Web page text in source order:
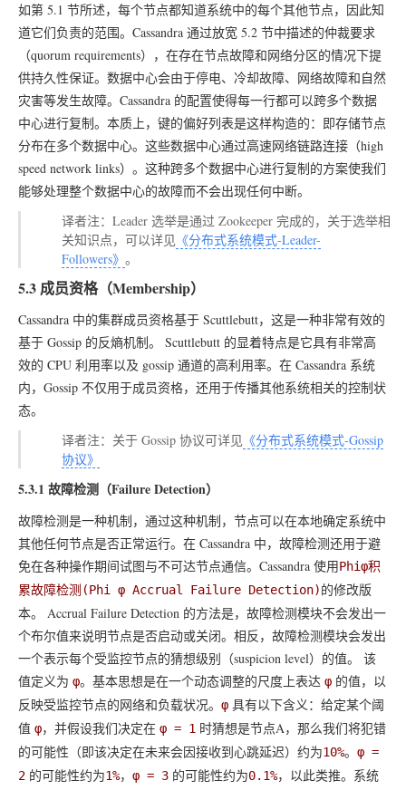
如第 5.1 节所述，每个节点都知道系统中的每个其他节点，因此知
道它们负责的范围。Cassandra 通过放宽 5.2 节中描述的仲裁要求
（quorum requirements），在存在节点故障和网络分区的情况下提
供持久性保证。数据中心会由于停电、冷却故障、网络故障和自然
灾害等发生故障。Cassandra 的配置使得每一行都可以跨多个数据
中心进行复制。本质上，键的偏好列表是这样构造的：即存储节点
分布在多个数据中心。这些数据中心通过高速网络链路连接（high
speed network links）。这种跨多个数据中心进行复制的方案使我们
能够处理整个数据中心的故障而不会出现任何中断。
译者注：Leader 选举是通过 Zookeeper 完成的，关于选举相
关知识点，可以详见 《分布式系统模式-Leader-
Followers》 。
5.3 成员资格（Membership）
Cassandra 中的集群成员资格基于 Scuttlebutt，这是一种非常有效的
基于 Gossip 的反熵机制。 Scuttlebutt 的显着特点是它具有非常高
效的 CPU 利用率以及 gossip 通道的高利用率。在 Cassandra 系统
内，Gossip 不仅用于成员资格，还用于传播其他系统相关的控制状
态。
译者注：关于 Gossip 协议可详见 《分布式系统模式-Gossip
协议》
5.3.1 故障检测（Failure Detection）
故障检测是一种机制，通过这种机制，节点可以在本地确定系统中
其他任何节点是否正常运行。在 Cassandra 中，故障检测还用于避
免在各种操作期间试图与不可达节点通信。Cassandra 使用Phiφ积
累故障检测(Phi φ Accrual Failure Detection)的修改版
本。 Accrual Failure Detection 的方法是，故障检测模块不会发出一
个布尔值来说明节点是否启动或关闭。相反，故障检测模块会发出
一个表示每个受监控节点的猜想级别（suspicion level）的值。 该
值定义为 φ。基本思想是在一个动态调整的尺度上表达 φ 的值，以
反映受监控节点的网络和负载状况。 φ 具有以下含义：给定某个阈
值 φ，并假设我们决定在 φ = 1 时猜想是节点A，那么我们将犯错
的可能性（即该决定在未来会因接收到心跳延迟）约为10%。 φ =
2 的可能性约为1%， φ = 3 的可能性约为0.1%，以此类推。系统